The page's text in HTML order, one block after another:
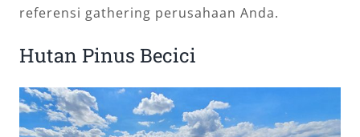
referensi gathering perusahaan Anda.
Hutan Pinus Becici